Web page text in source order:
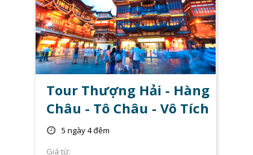
Tour Thượng Hải - Hàng
Châu - Tô Châu - Vô Tích
Giá từ:
5 ngày 4 đêm